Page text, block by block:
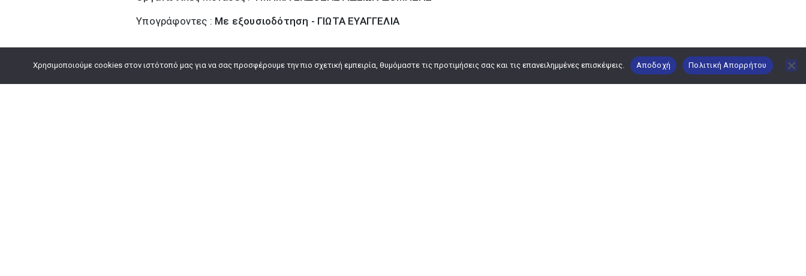
Υπογράφοντες : Με εξουσιοδότηση - ΓΙΩΤΑ ΕΥΑΓΓΕΛΙΑ
Λήψη Αρχείου Προβολή Αρχείου
Χρησιμοποιούμε cookies στον ιστότοπό μας για να σας προσφέρουμε την πιο σχετική εμπειρία, θυμόμαστε τις προτιμήσεις σας και τις επανειλημμένες επισκέψεις. Αποδοχή Πολιτική Απορρήτου